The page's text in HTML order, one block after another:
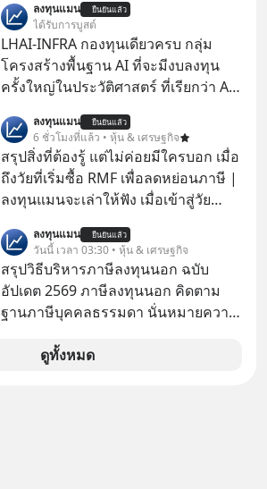
ป๊าผมเห็นโปสเตอร์หนังเรื่องนี้หลาย
เดือนก่อนและอยากดูมาก ด้วยเพราะว่า
อากงก็มาจากเมืองจีน ป๊าก็พูดแต้จิ๋วได้
มีเรื่องราวมีความผูกพันที่ได้ยินตั้งแต่
ลงทุนแมน ยืนยันแล้ว
ได้รับการบูสต์
LHAI-INFRA กองทุนเดียวครบ กลุ่ม
โครงสร้างพื้นฐาน AI ที่จะมีงบลงทุน
ครั้งใหญ่ในประวัติศาสตร์ ที่เรียกว่า AI
1 เดือนที่ผ่านมา แต่ความจริงคือทั่วโลก
ยังเดินหน้าลงทุน AI อย่างต่อเนื่อง ซึ่ง
ต้องการโครงสร้างพื้นฐานด้าน AI
จำนวนมาก ตั้งแต่เมโมรีชิป เก็บข้อมูล
ยันระบบไฟฟ้า และระบายความร้อน
ลงทุนแมน ยืนยันแล้ว
6 ชั่วโมงที่แล้ว • หุ้น & เศรษฐกิจ
สรุปสิ่งที่ต้องรู้ แต่ไม่ค่อยมีใครบอก เมื่อ
ถึงวัยที่เริ่มซื้อ RMF เพื่อลดหย่อนภาษี |
ลงทุนแมนจะเล่าให้ฟัง เมื่อเข้าสู่วัย
ภาษี หลายคนมักได้รับคำแนะนำให้
ลงทุนใน RMF เพราะนอกจากจะช่วยลด
หย่อนภาษีได้แล้ว ยังเป็นโอกาสในการ
สร้างความมั่งคั่งระยะยาว แต่น้อยคน
นักที่จะลงลึกว่า ถ้าลงทุนใน RMF ควรรู้
อะไรบ้าง ควรดู ตรงไหน ทำอย่างไร ถึง
จะดีกับเรา แล้วเราควรรู้ข้อมูลอะไร
ลงทุนแมน ยืนยันแล้ว
วันนี้ เวลา 03:30 • หุ้น & เศรษฐกิจ
สรุปวิธีบริหารภาษีลงทุนนอก ฉบับ
อัปเดต 2569 ภาษีลงทุนนอก คิดตาม
ฐานภาษีบุคคลธรรมดา นั่นหมายความ
ดูทั้งหมด